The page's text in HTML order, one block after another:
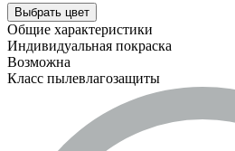
Выбрать цвет
Общие характеристики
Индивидуальная покраска
Возможна
Класс пылевлагозащиты